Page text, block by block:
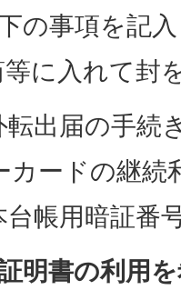
の事項を記
に入れて封
転出届の手続
カードの継続
台帳用暗証番
明書の利用